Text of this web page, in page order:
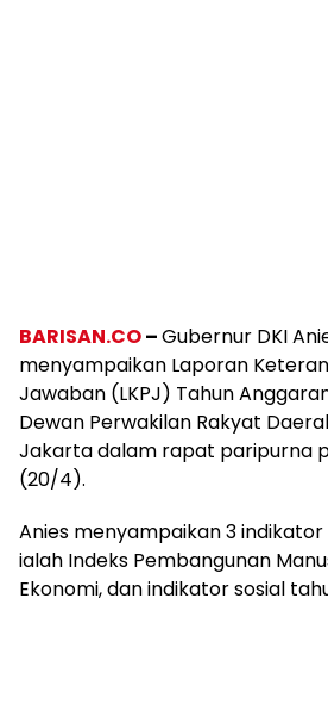
BARISAN.CO–Gubernur DKI
menyampaikan Laporan
Jawaban (LKPJ) Tahun
Dewan Perwakilan Rakyat
Jakarta dalam rapat paripurna
(20/4).
Anies menyampaikan 3
ialah Indeks Pembangunan
Ekonomi, dan indikator sosial